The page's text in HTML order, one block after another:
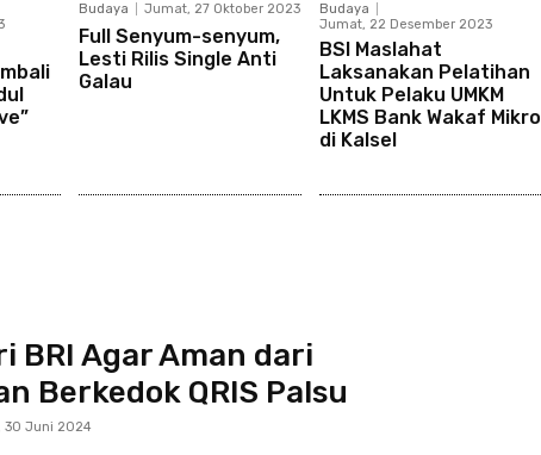
Budaya Jumat, 27 Oktober 2023
Full Senyum-senyum,
Lesti Rilis Single Anti
Galau
Budaya
Jumat, 22 Desember 2023
BSI Maslahat
Laksanakan Pelatihan
Untuk Pelaku UMKM
LKMS Bank Wakaf Mikro
di Kalsel
BRI Agar Aman dari
Berkedok QRIS Palsu
30 Juni 2024